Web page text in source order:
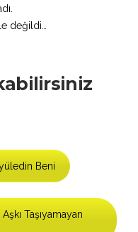
değildi…
Beni
Taşıyamayan